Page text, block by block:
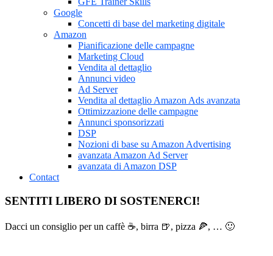
Google
Concetti di base del marketing digitale
Amazon
Pianificazione delle campagne
Marketing Cloud
Vendita al dettaglio
Annunci video
Ad Server
Vendita al dettaglio Amazon Ads avanzata
Ottimizzazione delle campagne
Annunci sponsorizzati
DSP
Nozioni di base su Amazon Advertising
avanzata Amazon Ad Server
avanzata di Amazon DSP
Contact
SENTITI LIBERO DI SOSTENERCI!
Dacci un consiglio per un caffè ☕, birra 🍺, pizza 🍕, … 🙂